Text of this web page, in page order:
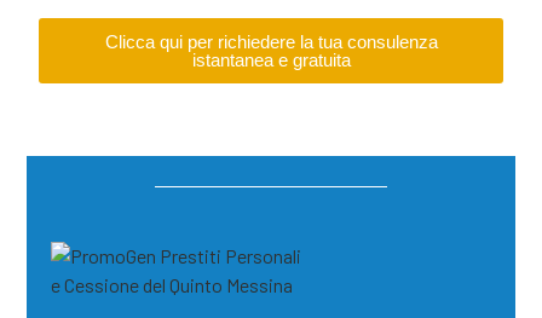
Clicca qui per richiedere la tua consulenza
istantanea e gratuita